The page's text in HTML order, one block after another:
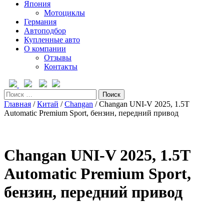
Япония
Мотоциклы
Германия
Автоподбор
Купленные авто
О компании
Отзывы
Контакты
Кнопка
Закрыть
Поиск
Главная /Китай /Changan / Changan UNI-V 2025, 1.5T
Automatic Premium Sport, бензин, передний привод
Changan UNI-V 2025, 1.5T
Automatic Premium Sport,
бензин, передний привод